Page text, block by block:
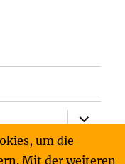
anzeigen
anzeigen
um die
Mit der weiteren